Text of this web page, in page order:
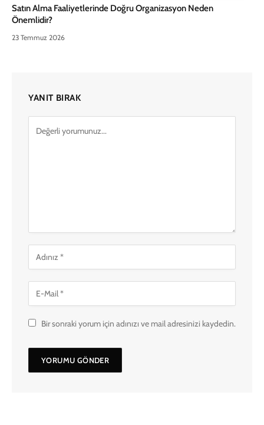
Satın Alma Faaliyetlerinde Doğru Organizasyon Neden
Önemlidir?
23 Temmuz 2026
YANIT BIRAK
Bir sonraki yorum için adınızı ve mail adresinizi kaydedin.